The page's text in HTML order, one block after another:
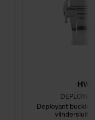
Deployant buckle